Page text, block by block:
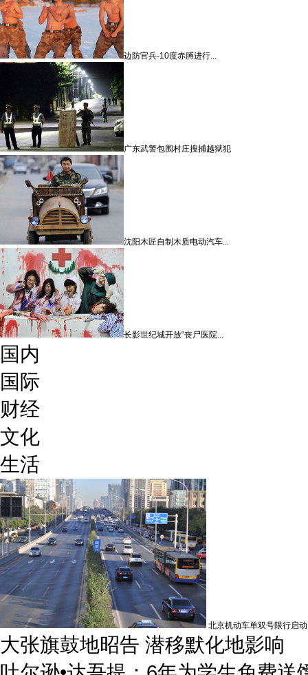
边防官兵-10度赤膊进行...
广东武警包围村庄搜捕越狱犯
沈阳木匠自制木质电动汽车...
长影世纪城开放“丧尸医院...
国内
国际
财经
文化
生活
北京机动车单双号限行启
大张旗鼓地昭告 潜移默化地影响